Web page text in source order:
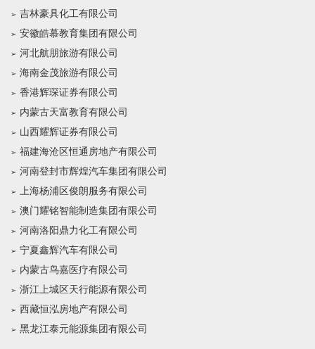
吉林豪具化工有限公司
安徽皓慕教育集团有限公司
河北航朋旅游有限公司
海南金茂旅游有限公司
香港辉琛证券有限公司
内蒙古天富教育有限公司
山西耀辉证券有限公司
福建海沧区恒通房地产有限公司
河南登封市辉煌汽车集团有限公司
上海杨浦区俊朗服务有限公司
澳门耀铭智能制造集团有限公司
河南洛阳鼎力化工有限公司
宁夏鑫辉汽车有限公司
内蒙古鸟嘉医疗有限公司
浙江上城区天行能源有限公司
西藏恒泓房地产有限公司
黑龙江泰元能源集团有限公司